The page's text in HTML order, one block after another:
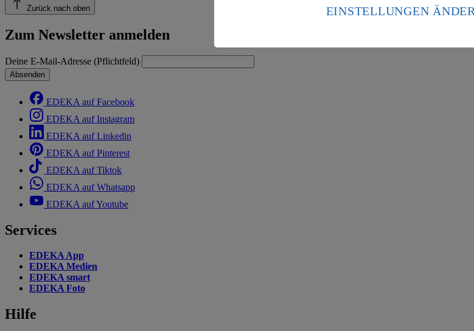
Zurück nach oben
Zum Newsletter anmelden
Deine E-Mail-Adresse (Pflichtfeld)
Absenden
EDEKA auf Facebook
EDEKA auf Instagram
EDEKA auf Linkedin
EDEKA auf Pinterest
EDEKA auf Tiktok
EDEKA auf Whatsapp
EDEKA auf Youtube
Services
EDEKA App
EDEKA Medien
EDEKA smart
EDEKA Foto
Hilfe
Risiko eines Zugriffs durch US-amerikanische Behörden.
EINSTELLUNGEN